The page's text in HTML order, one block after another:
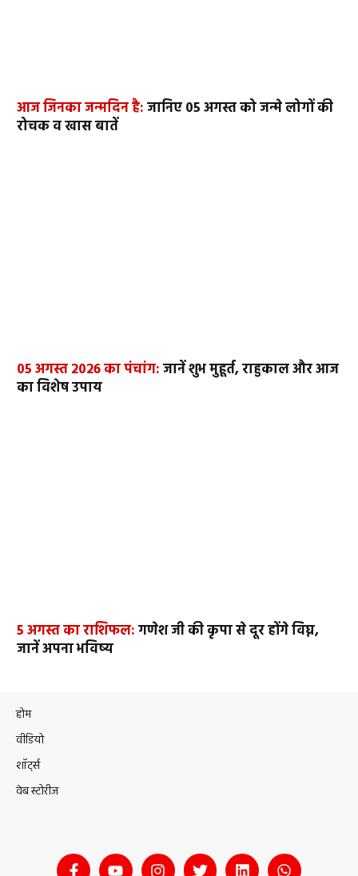
आज जिनका जन्मदिन है:जानिए 05 अगस्त को जन्मे लोगों की
रोचक व खास बातें
05 अगस्त 2026 का पंचांग:जानें शुभ मुहूर्त, राहुकाल और आज
का विशेष उपाय
5 अगस्त का राशिफल:गणेश जी की कृपा से दूर होंगे विघ्न,
जानें अपना भविष्य
होम
वीडियो
शॉर्ट्स
वेब स्टोरीज